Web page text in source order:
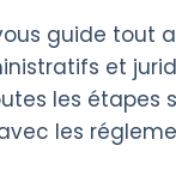
guide tout
et
les étapes
les